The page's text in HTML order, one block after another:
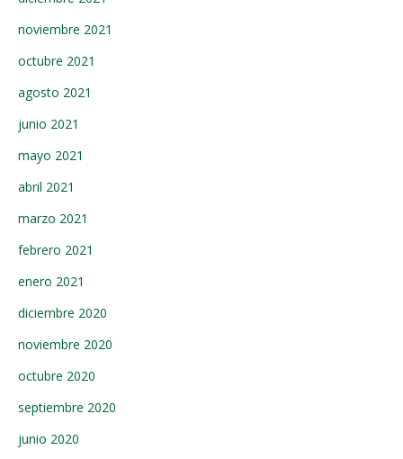
noviembre 2021
octubre 2021
agosto 2021
junio 2021
mayo 2021
abril 2021
marzo 2021
febrero 2021
enero 2021
diciembre 2020
noviembre 2020
octubre 2020
septiembre 2020
junio 2020